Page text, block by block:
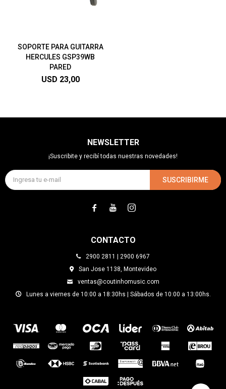
SOPORTE PARA GUITARRA
HERCULES GSP39WB
PARED
USD 23,00
CONTACTO
2900 2811 | 2900 6967
San Jose 1138, Montevideo
ventas@coutinhomusic.com
Lunes a viernes de 10:00 a 18:30hs | Sábados de 10:00 a 13:00hs.
NEWSLETTER
¡Suscribite y recibí todas nuestras novedades!
SUSCRIBIRME
  